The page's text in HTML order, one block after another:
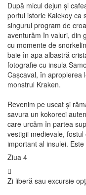
După micul dejun și
portul istoric Kalekoy ca
singurul program de
aventurăm în valuri, din
cu momente de
baie în apa albastră
fotografie cu insula
Cașcaval, în apropierea
monstrul Kraken.
Revenim pe uscat și
savura un kokoreci
care urcăm în partea
vestigii medievale,
important al insulei.
Ziua 4
Zi liberă sau excursie